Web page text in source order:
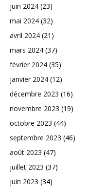
juin 2024 (23)
mai 2024 (32)
avril 2024 (21)
mars 2024 (37)
février 2024 (35)
janvier 2024 (12)
décembre 2023 (16)
novembre 2023 (19)
octobre 2023 (44)
septembre 2023 (46)
août 2023 (47)
juillet 2023 (37)
juin 2023 (34)